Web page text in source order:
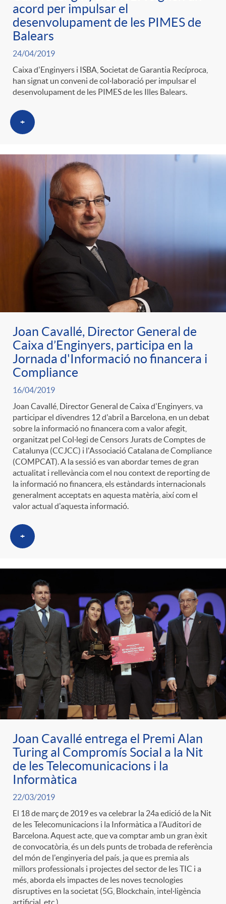
t
r
o
C
t
i
a
s
n
g
u
t
s
acord per impulsar el
desenvolupament de les PIMES de
Balears
24/04/2019
Caixa d'Enginyers i ISBA, Societat de Garantia Recíproca,
han signat un conveni de col·laboració per impulsar el
desenvolupament de les PIMES de les Illes Balears.
+
Joan Cavallé, Director General de
Caixa d’Enginyers, participa en la
Jornada d'Informació no financera i
Compliance
16/04/2019
Joan Cavallé, Director General de Caixa d'Enginyers, va
participar el divendres 12 d'abril a Barcelona, en un debat
sobre la informació no financera com a valor afegit,
organitzat pel Col·legi de Censors Jurats de Comptes de
Catalunya (CCJCC) i l'Associació Catalana de Compliance
(COMPCAT). A la sessió es van abordar temes de gran
actualitat i rellevància com el nou context de reporting de
la informació no financera, els estàndards internacionals
generalment acceptats en aquesta matèria, així com el
valor actual d'aquesta informació.
+
Joan Cavallé entrega el Premi Alan
Turing al Compromís Social a la Nit
de les Telecomunicacions i la
Informàtica
22/03/2019
El 18 de març de 2019 es va celebrar la 24a edició de la Nit
de les Telecomunicacions i la Informàtica a l’Auditori de
Barcelona. Aquest acte, que va comptar amb un gran èxit
de convocatòria, és un dels punts de trobada de referència
del món de l'enginyeria del país, ja que es premia als
millors professionals i projectes del sector de les TIC i a
més, aborda els impactes de les noves tecnologies
disruptives en la societat (5G, Blockchain, intel·ligència
artificial, etc.).